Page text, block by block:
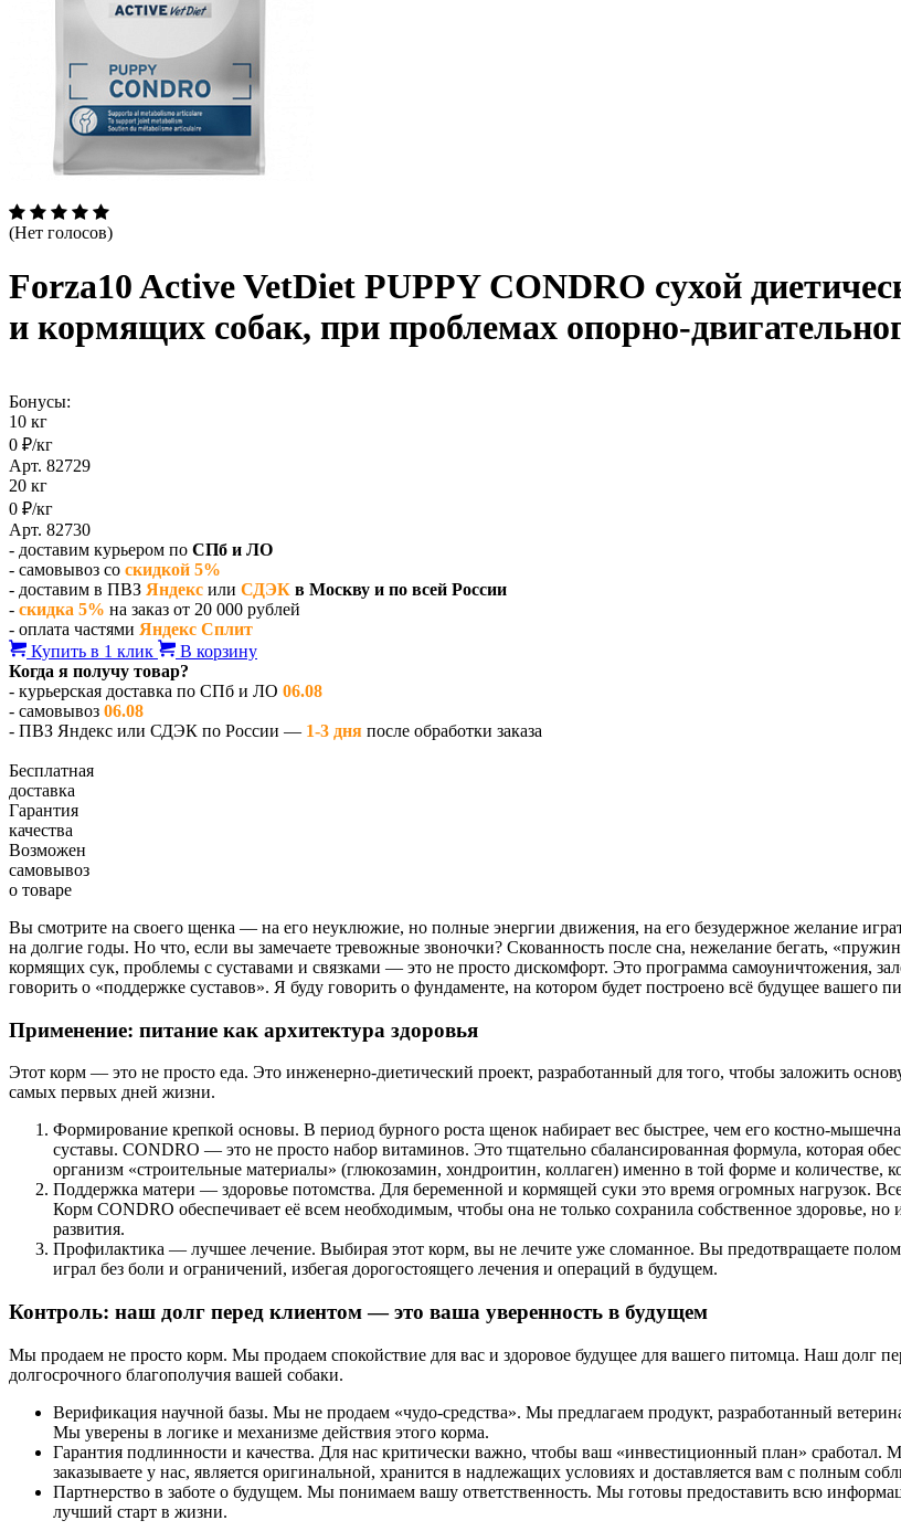
(Нет голосов)
Forza10 Active VetDiet PUPPY CONDRO сухой
и кормящих собак, при проблемах опорно-
Бонусы:
10 кг
0 ₽/кг
Арт. 82729
20 кг
0 ₽/кг
Арт. 82730
- доставим курьером по СПб и ЛО
- самовывоз со скидкой 5%
- доставим в ПВЗ Яндекс или СДЭК в Москву и по всей России
- скидка 5% на заказ от 20 000 рублей
- оплата частями Яндекс Сплит
Купить в 1 клик
В корзину
Когда я получу товар?
- курьерская доставка по СПб и ЛО 06.08
- самовывоз 06.08
- ПВЗ Яндекс или СДЭК по России — 1-3 дня после обработки заказа
Бесплатная
доставка
Гарантия
качества
Возможен
самовывоз
о товаре
Вы смотрите на своего щенка — на его неуклюжие, но полные энергии движения, на его безудержное желание
на долгие годы. Но что, если вы замечаете тревожные звоночки? Скованность после сна, нежелание бегать,
кормящих сук, проблемы с суставами и связками — это не просто дискомфорт. Это программа самоуничтожения,
говорить о «поддержке суставов». Я буду говорить о фундаменте, на котором будет построено всё будущее
Применение: питание как архитектура здоровья
Этот корм — это не просто еда. Это инженерно-диетический проект, разработанный для того, чтобы заложить
самых первых дней жизни.
Формирование крепкой основы. В период бурного роста щенок набирает вес быстрее, чем его костно-
суставы. CONDRO — это не просто набор витаминов. Это тщательно сбалансированная формула, которая
организм «строительные материалы» (глюкозамин, хондроитин, коллаген) именно в той форме и
Поддержка матери — здоровье потомства. Для беременной и кормящей суки это время огромных нагрузок.
Корм CONDRO обеспечивает её всем необходимым, чтобы она не только сохранила собственное здоровье,
развития.
Профилактика — лучшее лечение. Выбирая этот корм, вы не лечите уже сломанное. Вы предотвращаете
играл без боли и ограничений, избегая дорогостоящего лечения и операций в будущем.
Контроль: наш долг перед клиентом — это ваша уверенность в будущем
Мы продаем не просто корм. Мы продаем спокойствие для вас и здоровое будущее для вашего питомца. Наш
долгосрочного благополучия вашей собаки.
Верификация научной базы. Мы не продаем «чудо-средства». Мы предлагаем продукт, разработанный
Мы уверены в логике и механизме действия этого корма.
Гарантия подлинности и качества. Для нас критически важно, чтобы ваш «инвестиционный план» сработал.
заказываете у нас, является оригинальной, хранится в надлежащих условиях и доставляется вам с полным
Партнерство в заботе о будущем. Мы понимаем вашу ответственность. Мы готовы предоставить всю
лучший старт в жизни.